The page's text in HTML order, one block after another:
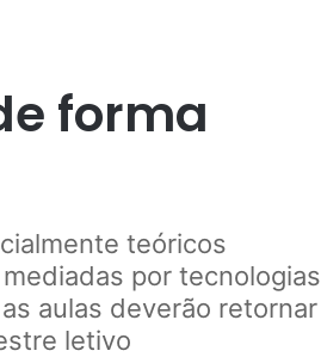
forma
teóricos
por tecnologias
aulas deverão retornar
letivo